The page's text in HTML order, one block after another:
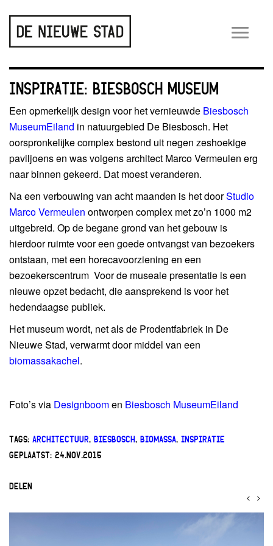
INSPIRATIE: BIESBOSCH MUSEUM
Een opmerkelijk design voor het vernieuwde Biesbosch
MuseumEiland in natuurgebied De Biesbosch. Het
oorspronkelijke complex bestond uit negen zeshoekige
paviljoens en was volgens architect Marco Vermeulen erg
naar binnen gekeerd. Dat moest veranderen.
Na een verbouwing van acht maanden is het doorStudio
Marco Vermeulen ontworpen complex met zo’n 1000 m2
uitgebreid. Op de begane grond van het gebouw is
hierdoor ruimte voor een goede ontvangst van bezoekers
ontstaan, met een horecavoorziening en een
bezoekerscentrum Voor de museale presentatie is een
nieuwe opzet bedacht, die aansprekend is voor het
hedendaagse publiek.
Het museum wordt, net als de Prodentfabriek in De
Nieuwe Stad, verwarmt door middel van een
biomassakachel.
Foto’s via Designboomen Biesbosch MuseumEiland
TAGS: ARCHITECTUUR BIESBOSCH BIOMASSA INSPIRATIE
GEPLAATST: 24.NOV.2015
DELEN
< >